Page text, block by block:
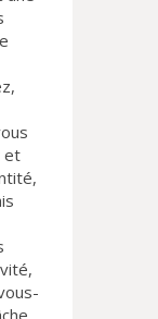
et